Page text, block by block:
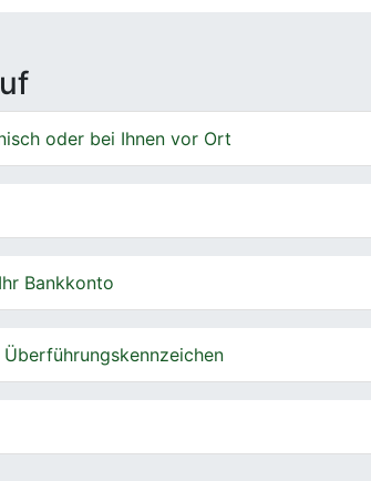
oder bei Ihnen vor Ort
Bankkonto